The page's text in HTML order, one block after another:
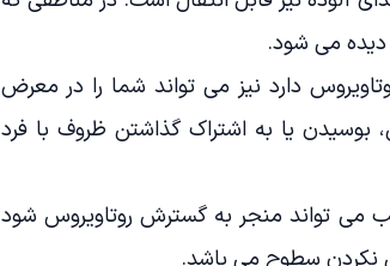
می شود.
دارد نیز می تواند شما را در معرض
یا به اشتراک گذاشتن ظروف با فرد
تواند منجر به گسترش روتاویروس شود
نکردن سطوح می باشد.